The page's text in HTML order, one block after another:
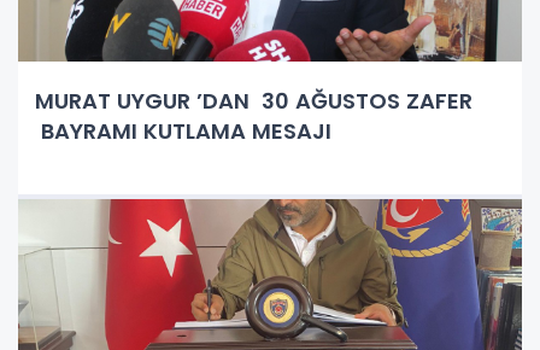
MURAT UYGUR ’DAN 30 AĞUSTOS ZAFER
BAYRAMI KUTLAMA MESAJI